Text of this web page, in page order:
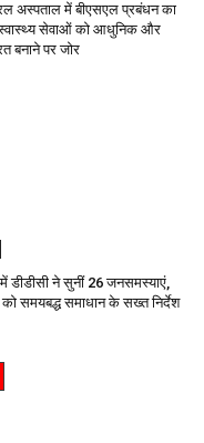
अस्पताल में बीएसएल प्रबंधन का
स्वास्थ्य सेवाओं को आधुनिक और
बनाने पर जोर
डीडीसी ने सुनीं 26 जनसमस्याएं,
को समयबद्ध समाधान के सख्त निर्देश